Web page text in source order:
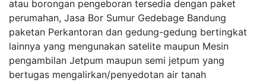
atau borongan pengeboran tersedia dengan paket
perumahan, Jasa Bor Sumur Gedebage Bandung
paketan Perkantoran dan gedung-gedung bertingkat
lainnya yang mengunakan satelite maupun Mesin
pengambilan Jetpum maupun semi jetpum yang
bertugas mengalirkan/penyedotan air tanah